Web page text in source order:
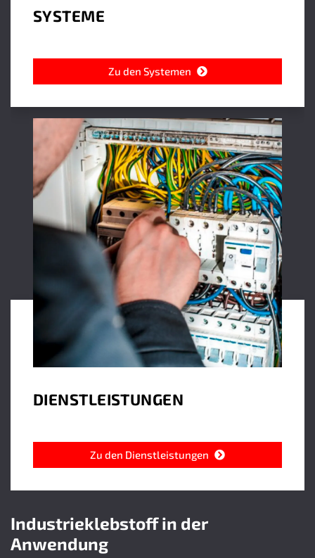
SYSTEME
Zu den Systemen
DIENSTLEISTUNGEN
Zu den Dienstleistungen
Industrieklebstoff in der
Anwendung